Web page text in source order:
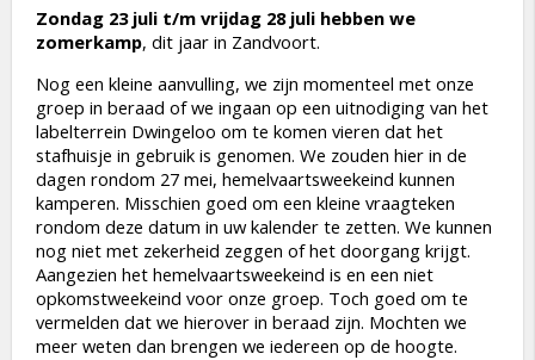
Zondag 23 juli t/m vrijdag 28 juli hebben we
zomerkamp, dit jaar in Zandvoort.
Nog een kleine aanvulling, we zijn momenteel met onze
groep in beraad of we ingaan op een uitnodiging van het
labelterrein Dwingeloo om te komen vieren dat het
stafhuisje in gebruik is genomen. We zouden hier in de
dagen rondom 27 mei, hemelvaartsweekeind kunnen
kamperen. Misschien goed om een kleine vraagteken
rondom deze datum in uw kalender te zetten. We kunnen
nog niet met zekerheid zeggen of het doorgang krijgt.
Aangezien het hemelvaartsweekeind is en een niet
opkomstweekeind voor onze groep. Toch goed om te
vermelden dat we hierover in beraad zijn. Mochten we
meer weten dan brengen we iedereen op de hoogte.